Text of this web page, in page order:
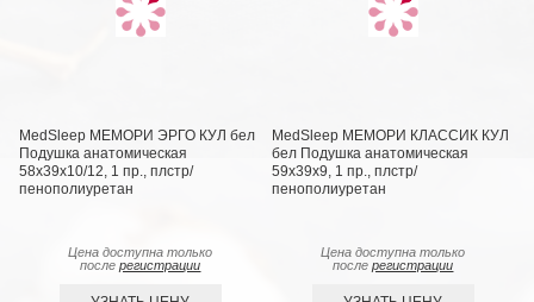
MedSleep МЕМОРИ ЭРГО КУЛ бел
Подушка анатомическая
58x39x10/12, 1 пр., плстр/
пенополиуретан
Цена доступна только
послерегистрации
MedSleep МЕМОРИ КЛАССИК КУЛ
бел Подушка анатомическая
59x39x9, 1 пр., плстр/
пенополиуретан
Цена доступна только
послерегистрации